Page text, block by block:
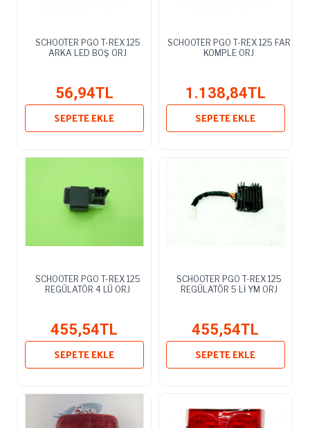
SCHOOTER PGO T-REX 125
ARKA LED BOŞ ORJ
56,94TL
SEPETE EKLE
SCHOOTER PGO T-REX 125 FAR
KOMPLE ORJ
1.138,84TL
SEPETE EKLE
SCHOOTER PGO T-REX 125
REGÜLATÖR 4 LÜ ORJ
455,54TL
SEPETE EKLE
SCHOOTER PGO T-REX 125
REGÜLATÖR 5 Lİ YM ORJ
455,54TL
SEPETE EKLE